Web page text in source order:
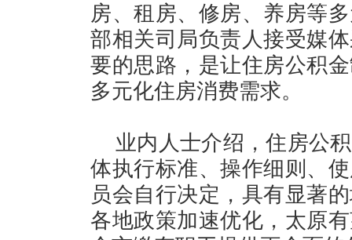
房、租房、修房、养房等
部相关司局负责人接受媒
要的思路，是让住房公积
多元化住房消费需求。
业内人士介绍，住房公
体执行标准、操作细则、
员会自行决定，具有显著
各地政策加速优化，太原